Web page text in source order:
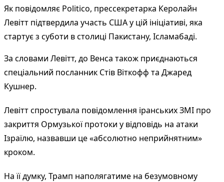
Як повідомляє Politico, прессекретарка Керолайн
Левітт підтвердила участь США у цій ініціативі, яка
стартує з суботи в столиці Пакистану, Ісламабаді.
За словами Левітт, до Венса також приєднаються
спеціальний посланник Стів Віткофф та Джаред
Кушнер.
Левітт спростувала повідомлення іранських ЗМІ про
закриття Ормузької протоки у відповідь на атаки
Ізраїлю, назвавши це «абсолютно неприйнятним»
кроком.
На її думку, Трамп наполягатиме на безумовному